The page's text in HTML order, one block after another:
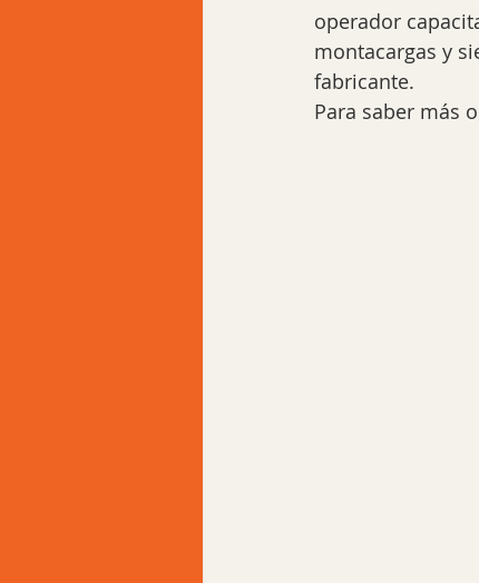
operador
montacargas y
fabricante.
Para saber más